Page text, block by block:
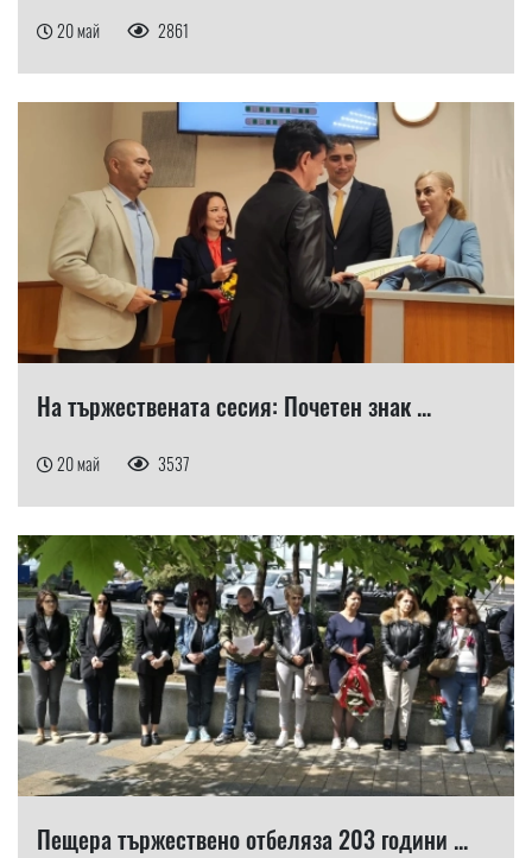
20 май 2861
На тържествената сесия: Почетен знак ...
20 май 3537
Пещера тържествено отбеляза 203 години ...